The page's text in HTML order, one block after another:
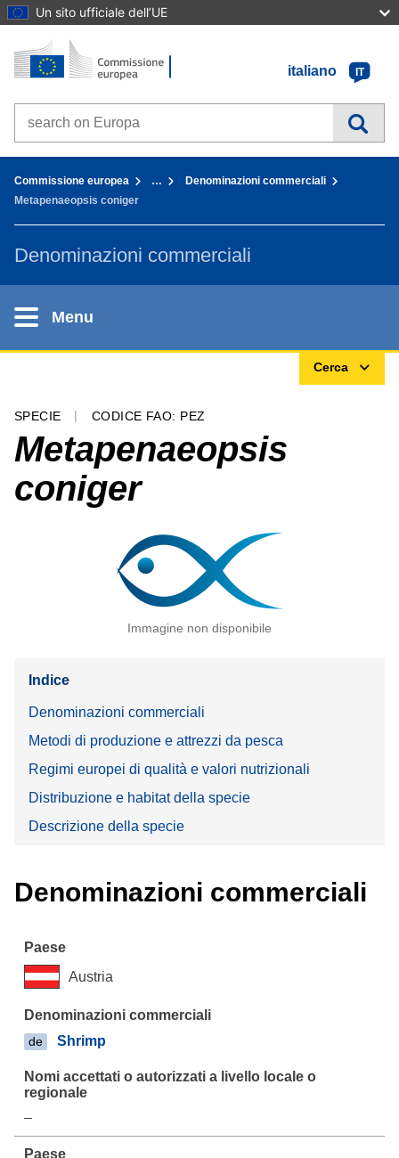
Un sito ufficiale dell’UE
Vai al contenuto
Home - Commissione europea
italiano
IT
Search on Europa websites
Commissione europea …
Denominazioni commerciali
Metapenaeopsis coniger
Denominazioni commerciali
Menu
Cerca
SPECIE CODICE FAO: PEZ
Metapenaeopsis
coniger
Immagine non disponibile
Indice
Denominazioni commerciali
Metodi di produzione e attrezzi da pesca
Regimi europei di qualità e valori nutrizionali
Distribuzione e habitat della specie
Descrizione della specie
Denominazioni commerciali
Austria
de Shrimp
–